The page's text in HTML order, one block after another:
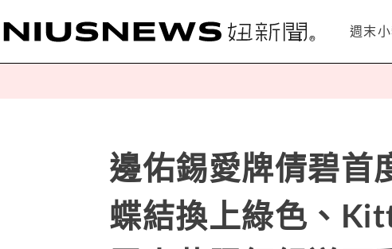
週末
邊佑錫愛牌倩碧
蝶結換上綠色、